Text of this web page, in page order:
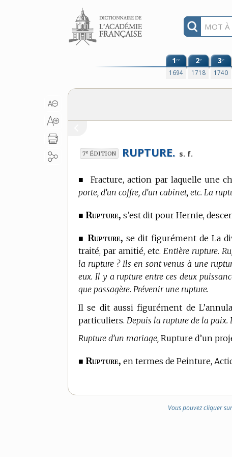
Aller au contenu
1re
1694
2e
1718
3e
1740
7e ÉDITION RUPTURE. s. f.
■Fracture, action par laquelle une
porte, d’un coffre, d’un cabinet, etc. La
■ Rupture, s’est dit pour Hernie,
■ Rupture, se dit figurément de La
traité, par amitié, etc. Entière rupture.
la rupture ? Ils en sont venus à une
eux. Il y a rupture entre ces deux
que passagère. Prévenir une rupture.
Il se dit aussi figurément de
particuliers. Depuis la rupture de la paix.
Rupture d’un mariage, Rupture d’un
■ Rupture, en termes de Peinture,
Vous pouvez cliquer